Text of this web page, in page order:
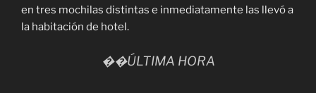
en tres mochilas distintas e inmediatamente las llevó a
la habitación de hotel.
��ÚLTIMA HORA